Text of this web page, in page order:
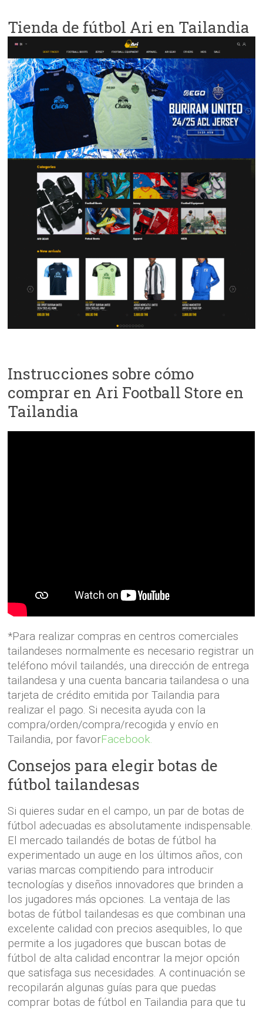
Tienda de fútbol Ari en Tailandia
Instrucciones sobre cómo
comprar en Ari Football Store en
Tailandia
*Para realizar compras en centros comerciales
tailandeses normalmente es necesario registrar un
teléfono móvil tailandés, una dirección de entrega
tailandesa y una cuenta bancaria tailandesa o una
tarjeta de crédito emitida por Tailandia para
realizar el pago. Si necesita ayuda con la
compra/orden/compra/recogida y envío en
Tailandia, por favorFacebook.
Consejos para elegir botas de
fútbol tailandesas
Si quieres sudar en el campo, un par de botas de
fútbol adecuadas es absolutamente indispensable.
El mercado tailandés de botas de fútbol ha
experimentado un auge en los últimos años, con
varias marcas compitiendo para introducir
tecnologías y diseños innovadores que brinden a
los jugadores más opciones. La ventaja de las
botas de fútbol tailandesas es que combinan una
excelente calidad con precios asequibles, lo que
permite a los jugadores que buscan botas de
fútbol de alta calidad encontrar la mejor opción
que satisfaga sus necesidades. A continuación se
recopilarán algunas guías para que puedas
comprar botas de fútbol en Tailandia para que tu